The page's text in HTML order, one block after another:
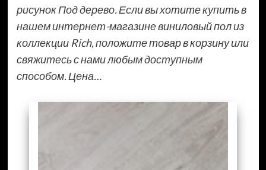
рисунок Под дерево. Если вы хотите купить в
нашем интернет-магазине виниловый пол из
коллекции Rich, положите товар в корзину или
свяжитесь с нами любым доступным
способом. Цена…